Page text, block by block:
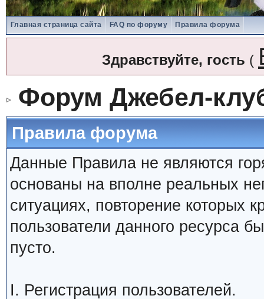
Главная страница сайта FAQ по форуму Правила форума
Здравствуйте, гость (
Форум Джебел-
Правила форума
Данные Правила не являются
основаны на вполне реальных
ситуациях, повторение которых
пользователи данного ресурса
пусто.
I. Регистрация пользователей.